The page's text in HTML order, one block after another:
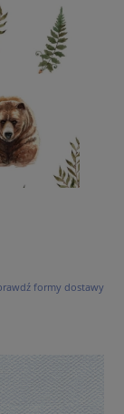
płatnościformy dostawy